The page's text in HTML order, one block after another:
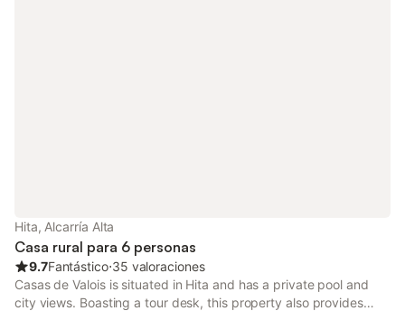
Hita, Alcarría Alta
Casa rural para 6 personas
9.7Fantástico⋅35 valoraciones
Casas de Valois is situated in Hita and has a private pool and
city views. Boasting a tour desk, this property also provides